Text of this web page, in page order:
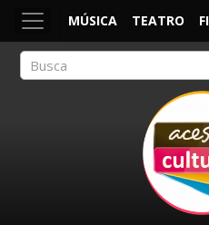
MÚSICA TEATRO